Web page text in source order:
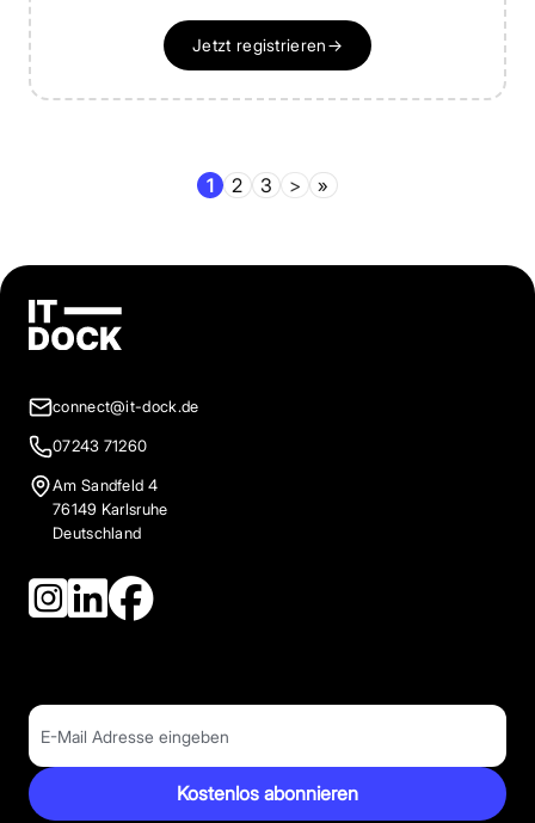
Jetzt registrieren→
1 2 3 > »
connect@it-dock.de
07243 71260
Am Sandfeld 4
76149 Karlsruhe
Deutschland
Kostenlos abonnieren